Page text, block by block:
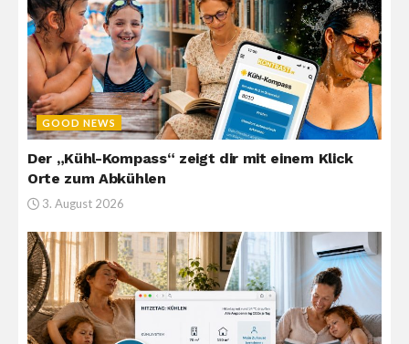
GOOD NEWS
Der „Kühl-Kompass“ zeigt dir mit einem Klick
Orte zum Abkühlen
3. August 2026